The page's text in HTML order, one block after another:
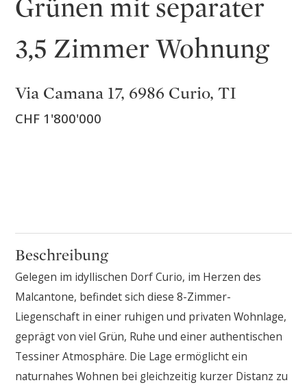
Grünen mit separater
3,5 Zimmer Wohnung
Via Camana 17, 6986 Curio, TI
CHF 1'800'000
Beschreibung
Gelegen im idyllischen Dorf Curio, im Herzen des
Malcantone, befindet sich diese 8-Zimmer-
Liegenschaft in einer ruhigen und privaten Wohnlage,
geprägt von viel Grün, Ruhe und einer authentischen
Tessiner Atmosphäre. Die Lage ermöglicht ein
naturnahes Wohnen bei gleichzeitig kurzer Distanz zu